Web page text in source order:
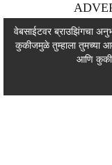
वेबसाईटवर ब्राउझिंगचा
कुकीजमुळे तुम्हाला तुमच्या
आणि